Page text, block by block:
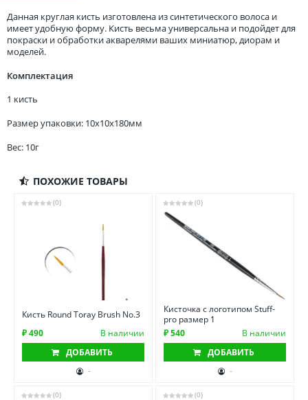
Данная круглая кисть изготовлена из синтетического волоса и
имеет удобную форму. Кисть весьма универсальна и подойдет для
покраски и обработки акварелями ваших миниатюр, диорам и
моделей.
Комплектация
1 кисть
Размер упаковки: 10x10x180мм
Вес: 10г
ПОХОЖИЕ ТОВАРЫ
(0)
Кисть Round Toray Brush No.3
₽ 490
В наличии
ДОБАВИТЬ
-
(0)
Кисточка с логотипом Stuff-
pro размер 1
₽ 540
В наличии
ДОБАВИТЬ
-
(0) (0)